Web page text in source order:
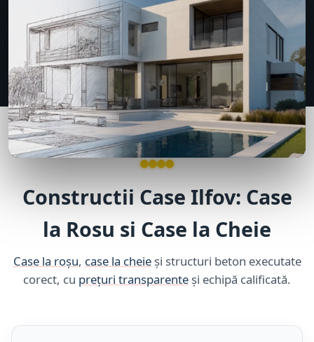
Constructii Case Ilfov: Case
la Rosu si Case la Cheie
Case la roșu, case la cheieși structuri beton executate
corect, cu prețuri transparente și echipă calificată.